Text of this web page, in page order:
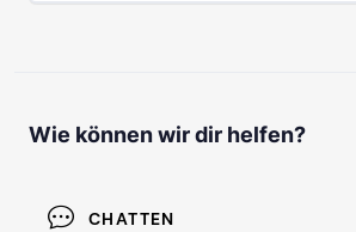
Wie können wir dir helfen?
CHATTEN